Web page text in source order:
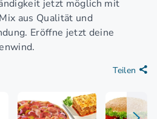
jetzt möglich mit
aus Qualität und
Eröffne jetzt deine
Teilen